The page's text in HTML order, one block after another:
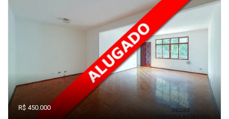
R$ 450.000